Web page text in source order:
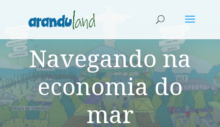
Navegando na
economia do
mar